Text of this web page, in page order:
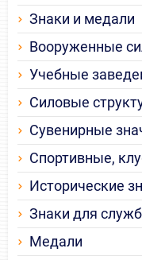
Знаки и медали
Вооруженные
Учебные
Силовые
Сувенирные
Спортивные,
Исторические
Знаки для
Медали